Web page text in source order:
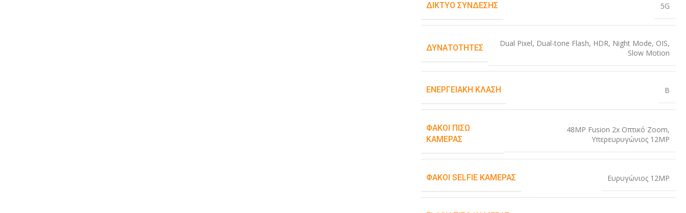
ΔΊΚΤΥΟ ΣΎΝΔΕΣΗΣ 5G
ΔΥΝΑΤΌΤΗΤΕΣ Dual Pixel, Dual-tone Flash, HDR, Night Mode, OIS,
Slow Motion
ΕΝΕΡΓΕΙΑΚΉ ΚΛΆΣΗ B
ΦΑΚΟΊ ΠΊΣΩ
ΚΆΜΕΡΑΣ
48MP Fusion 2x Οπτικό Zoom,
Υπερευρυγώνιος 12MP
ΦΑΚΟΊ SELFIE ΚΆΜΕΡΑΣ Ευρυγώνιος 12MP